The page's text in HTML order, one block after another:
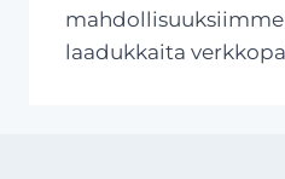
laadukkaita